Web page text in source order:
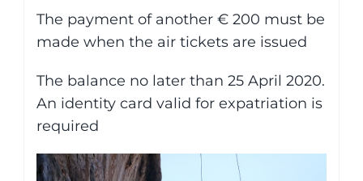
The payment of another € 200 must be
made when the air tickets are issued
The balance no later than 25 April 2020.
An identity card valid for expatriation is
required